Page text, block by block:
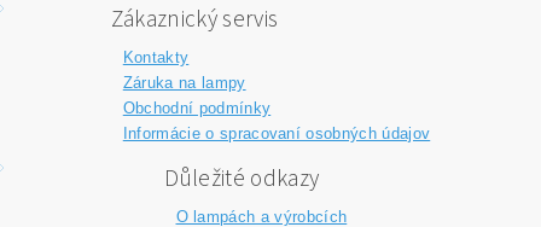
Zákaznický servis
Kontakty
Záruka na lampy
Obchodní podmínky
Informácie o spracovaní osobných údajov
Důležité odkazy
O lampách a výrobcích